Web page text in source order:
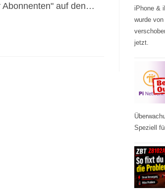
Abonnenten" auf den…
iPhone &
wurde
jetzt.
Speziell